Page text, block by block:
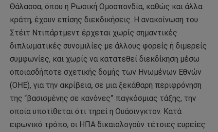
Θάλασσα, όπου η Ρωσική Ομοσπονδία, καθώς και άλλα
κράτη, έχουν επίσης διεκδικήσεις. Η ανακοίνωση του
Στέιτ Ντιπάρτμεντ έρχεται χωρίς σημαντικές
διπλωματικές συνομιλίες με άλλους φορείς ή διμερείς
συμφωνίες, και χωρίς να κατατεθεί διεκδίκηση μέσω
οποιασδήποτε σχετικής δομής των Ηνωμένων Εθνών
(ΟΗΕ), για την ακρίβεια, σε μια ξεκάθαρη περιφρόνηση
της “βασισμένης σε κανόνες” παγκόσμιας τάξης, την
οποία υποτίθεται ότι τηρεί η Ουάσινγκτον. Κατά
ειρωνικό τρόπο, οι ΗΠΑ δικαιολογούν τέτοιες ευρείες